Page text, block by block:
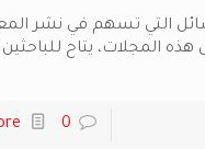
التي تسهم في نشر
المجلات، يتاح
0